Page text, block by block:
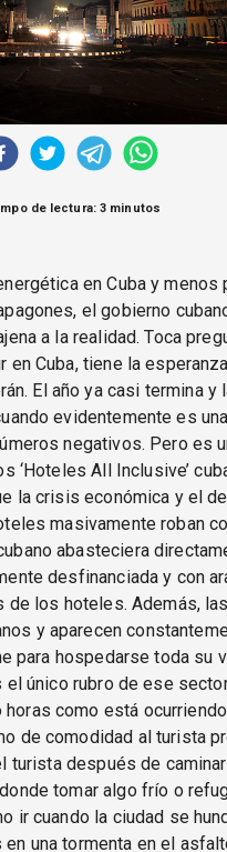
de lectura: 3 minutos
en Cuba y menos
el gobierno
a la realidad. Toca
Cuba, tiene la
El año ya casi termina
evidentemente es
negativos. Pero es
‘Hoteles All Inclusive’
la crisis económica y el
masivamente roban
abasteciera
desfinanciada y con
de los hoteles. Además,
y aparecen
hospedarse toda su
único rubro de ese
como está
de comodidad al turista
turista después de
tomar algo frío o
ir cuando la ciudad se
una tormenta en el